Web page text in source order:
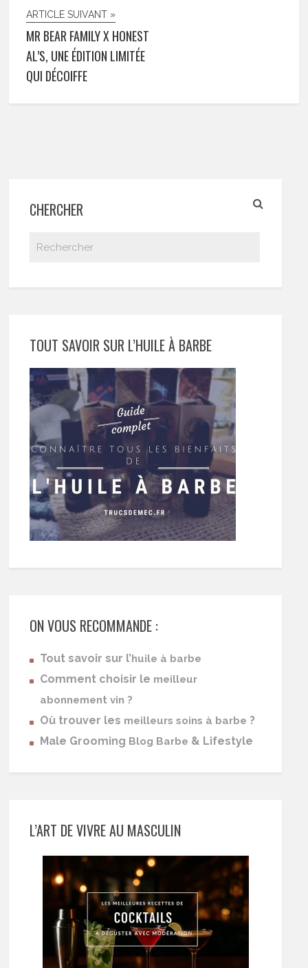
ARTICLE SUIVANT »
MR BEAR FAMILY X HONEST
AL’S, UNE ÉDITION LIMITÉE
QUI DÉCOIFFE
CHERCHER
TOUT SAVOIR SUR L’HUILE À BARBE
ON VOUS RECOMMANDE :
Tout savoir sur l’huile à barbe
Comment choisir le meilleur
abonnement vin ?
Où trouver les meilleurs soins à barbe ?
Male Grooming Blog Barbe & Lifestyle
L’ART DE VIVRE AU MASCULIN